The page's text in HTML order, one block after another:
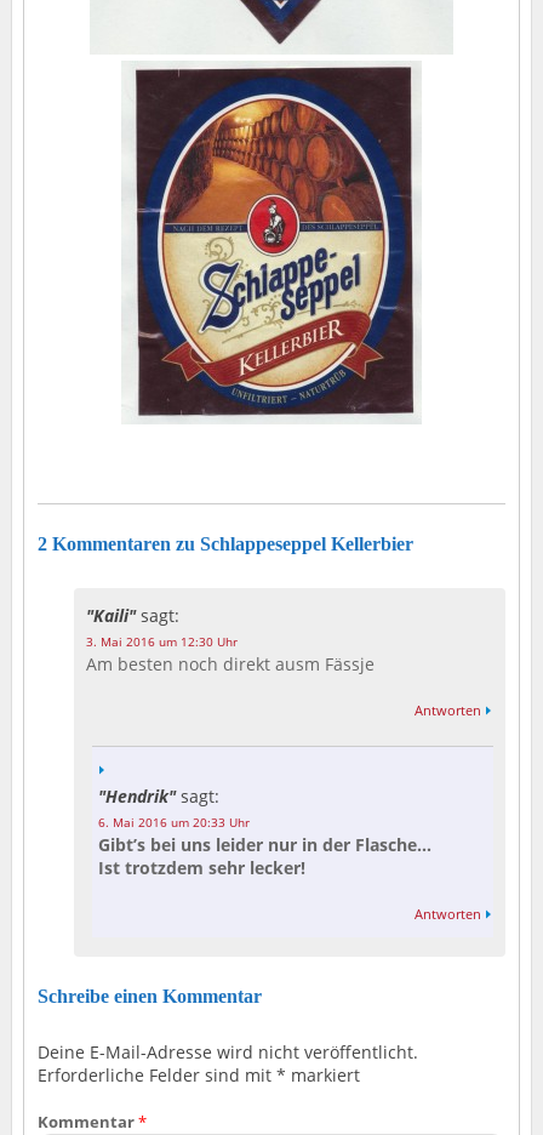
2 Kommentaren zu Schlappeseppel Kellerbier
Kaili sagt:
3. Mai 2016 um 12:30 Uhr
Am besten noch direkt ausm Fässje
Antworten
Hendrik sagt:
6. Mai 2016 um 20:33 Uhr
Gibt’s bei uns leider nur in der Flasche…
Ist trotzdem sehr lecker!
Antworten
Schreibe einen Kommentar
Deine E-Mail-Adresse wird nicht veröffentlicht.
Erforderliche Felder sind mit * markiert
Kommentar*